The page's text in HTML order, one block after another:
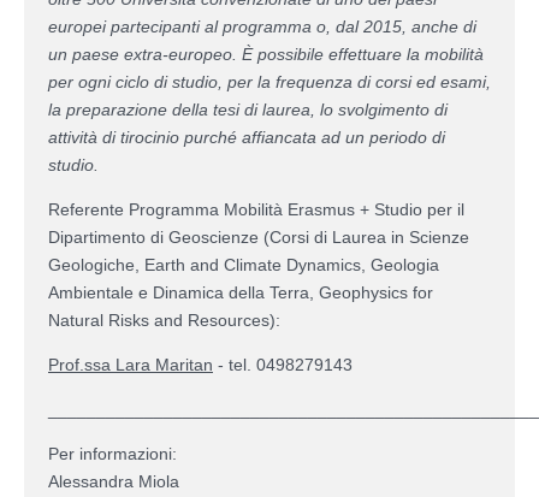
europei partecipanti al programma o, dal 2015, anche di
un paese extra-europeo. È possibile effettuare la mobilità
per ogni ciclo di studio, per la frequenza di corsi ed esami,
la preparazione della tesi di laurea, lo svolgimento di
attività di tirocinio purché affiancata ad un periodo di
studio.
Referente Programma Mobilità Erasmus + Studio per il
Dipartimento di Geoscienze (Corsi di Laurea in Scienze
Geologiche, Earth and Climate Dynamics, Geologia
Ambientale e Dinamica della Terra, Geophysics for
Natural Risks and Resources):
Prof.ssa Lara Maritan - tel. 0498279143
Per informazioni:
Alessandra Miola